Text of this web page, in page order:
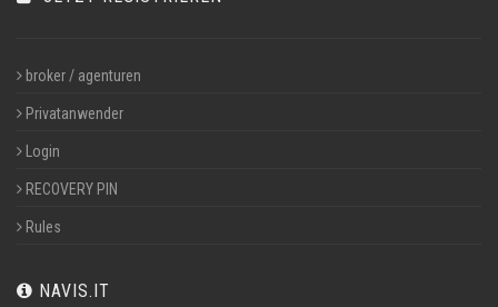
broker / agenturen
Privatanwender
Login
RECOVERY PIN
Rules
NAVIS.IT